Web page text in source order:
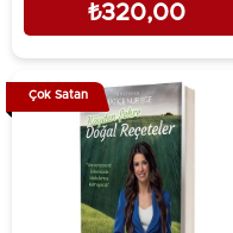
₺320,00
Çok Satan